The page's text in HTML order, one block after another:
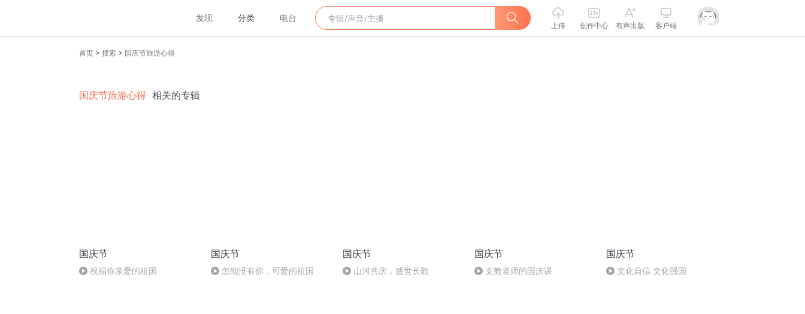
发现 分类 电台
上传 创作中心 有声出版 客户端
首页 > 搜索 > 国庆节旅游心得
国庆节旅游心得 相关的专辑
国庆节
祝福你亲爱的祖国
国庆节
怎能没有你，可爱的祖国
国庆节
山河共庆，盛世长歌
国庆节
支教老师的国庆课
国庆节
文化自信 文化强国